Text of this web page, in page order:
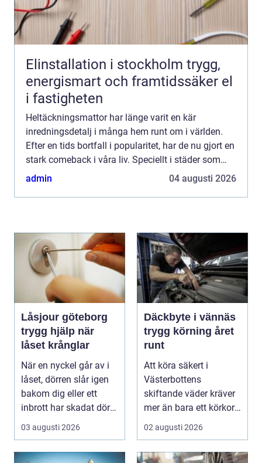
Elinstallation i stockholm trygg,
energismart och framtidssäker el
i fastigheten
Heltäckningsmattor har länge varit en kär
inredningsdetalj i många hem runt om i världen.
Efter en tids bortfall i popularitet, har de nu gjort en
stark comeback i våra liv. Speciellt i städer som
Stockholm ser vi...
admin 04 augusti 2026
Låsjour göteborg
trygg hjälp när
låset krånglar
När en nyckel går av i
låset, dörren slår igen
bakom dig eller ett
inbrott har skadat dörr
och karm,...
03 augusti 2026
Däckbyte i vännäs
trygg körning året
runt
Att köra säkert i
Västerbottens
skiftande väder kräver
mer än bara ett körkort
och en pålitlig bil. ...
02 augusti 2026